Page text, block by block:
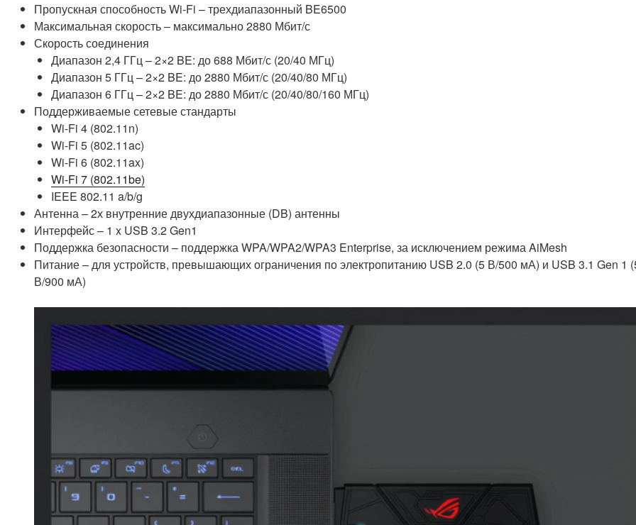
Пропускная способность Wi-Fi – трехдиапазонный BE6500
Максимальная скорость – максимально 2880 Мбит/с
Скорость соединения
Диапазон 2,4 ГГц – 2×2 BE: до 688 Мбит/с (20/40 МГц)
Диапазон 5 ГГц – 2×2 BE: до 2880 Мбит/с (20/40/80 МГц)
Диапазон 6 ГГц – 2×2 BE: до 2880 Мбит/с (20/40/80/160 МГц)
Поддерживаемые сетевые стандарты
Wi-Fi 4 (802.11n)
Wi-Fi 5 (802.11ac)
Wi-Fi 6 (802.11ax)
Wi-Fi 7 (802.11be)
IEEE 802.11 a/b/g
Антенна – 2х внутренние двухдиапазонные (DB) антенны
Интерфейс – 1 x USB 3.2 Gen1
Поддержка безопасности – поддержка WPA/WPA2/WPA3 Enterprise, за исключением режима AiMesh
Питание – для устройств, превышающих ограничения по электропитанию USB 2.0 (5 В/500 мА) и USB 3.1 Gen 1
В/900 мА)